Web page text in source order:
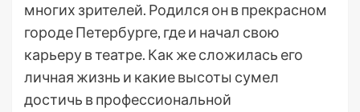
многих зрителей. Родился он в прекрасном
городе Петербурге, где и начал свою
карьеру в театре. Как же сложилась его
личная жизнь и какие высоты сумел
достичь в профессиональной